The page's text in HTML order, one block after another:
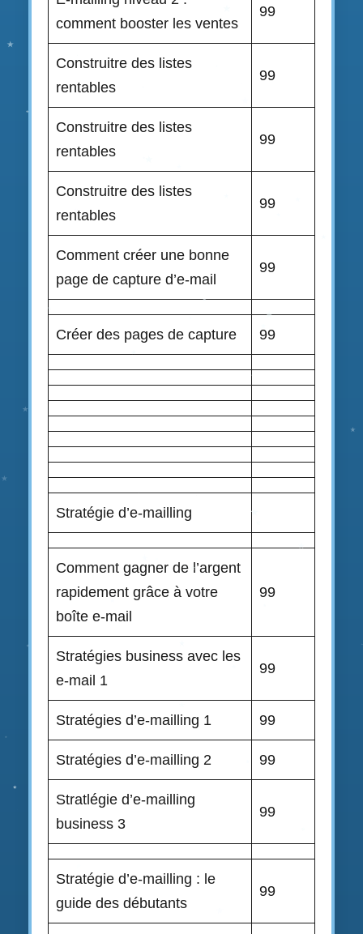
comment booster les ventes
99
Construitre des listes
rentables
99
Construitre des listes
rentables
99
Construitre des listes
rentables
99
Comment créer une bonne
page de capture d’e-mail
99
Créer des pages de capture 99
Stratégie d’e-mailling
Comment gagner de l’argent
rapidement grâce à votre
boîte e-mail
99
Stratégies business avec les
e-mail 1
99
Stratégies d’e-mailling 1 99
Stratégies d’e-mailling 2 99
Stratlégie d’e-mailling
business 3
99
Stratégie d’e-mailling : le
guide des débutants
99